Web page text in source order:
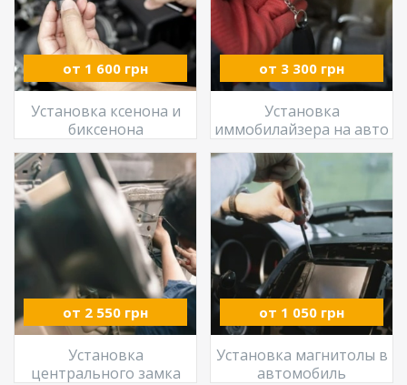
от 1 600 грн
Установка ксенона и
биксенона
от 3 300 грн
Установка
иммобилайзера на авто
от 2 550 грн
Установка
центрального замка
от 1 050 грн
Установка магнитолы в
автомобиль